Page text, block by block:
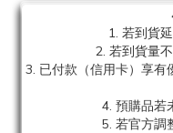
1. 若到貨
2. 若到貨量
3. 已付款（信用卡）享有
4. 預購品若
5. 若官方調